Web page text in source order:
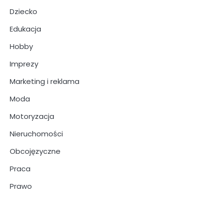
Dziecko
Edukacja
Hobby
Imprezy
Marketing i reklama
Moda
Motoryzacja
Nieruchomości
Obcojęzyczne
Praca
Prawo